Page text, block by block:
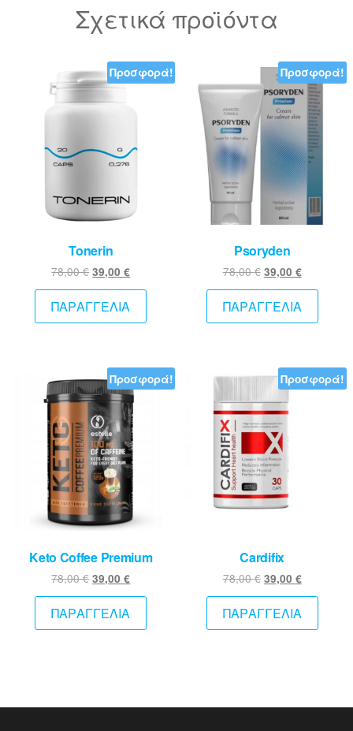
Σχετικά προϊόντα
Προσφορά!
Tonerin
78,00€Original
price
was:
78,00 €.
39,00€Η
τρέχουσα
είναι:
ΠΑΡΑΓΓΕΛΙΑ
Προσφορά!
Psoryden
78,00€ Original
price
was:
78,00 €.
39,00 €Η
είναι:
ΠΑΡΑΓΓΕΛΙΑ
Προσφορά!
Keto Coffee Premium
78,00€Original
price
was:
78,00 €.
39,00€Η
τρέχουσα
είναι:
ΠΑΡΑΓΓΕΛΙΑ
Προσφορά!
Cardifix
78,00€ Original
price
was:
78,00 €.
39,00 €Η
είναι:
ΠΑΡΑΓΓΕΛΙΑ